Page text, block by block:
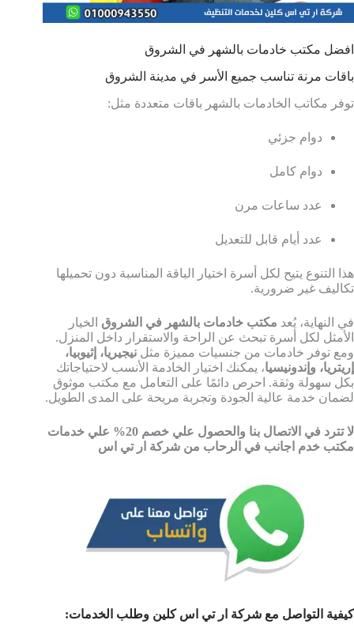
افضل مكتب خادمات بالشهر في الشروق
باقات مرنة تناسب جميع الأسر في مدينة الشروق
توفر مكاتب الخادمات بالشهر باقات متعددة مثل:
دوام جزئي
دوام كامل
عدد ساعات مرن
عدد أيام قابل للتعديل
هذا التنوع يتيح لكل أسرة اختيار الباقة المناسبة دون تحميلها
تكاليف غير ضرورية.
في النهاية، يُعد مكتب خادمات بالشهر في الشروق الخيار
الأمثل لكل أسرة تبحث عن الراحة والاستقرار داخل المنزل.
ومع توفر خادمات من جنسيات مميزة مثل نيجيريا، إثيوبيا،
إريتريا، وإندونيسيا، يمكنك اختيار الخادمة الأنسب لاحتياجاتك
بكل سهولة وثقة. احرص دائمًا على التعامل مع مكتب موثوق
لضمان خدمة عالية الجودة وتجربة مريحة على المدى الطويل.
لا تترد في الاتصال بنا والحصول علي خصم 20% علي خدمات
مكتب خدم اجانب في الرحاب من شركة ار تي اس
كيفية التواصل مع شركة ار تي اس كلين وطلب الخدمات: